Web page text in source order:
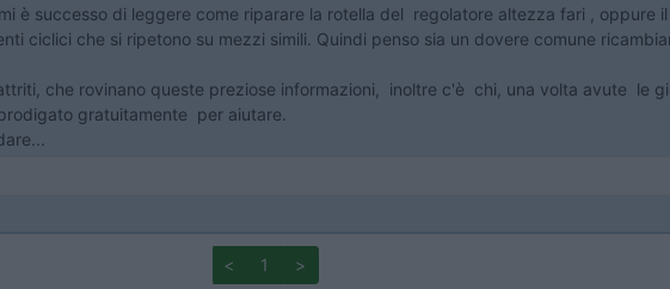
è successo di leggere come riparare la rotella del regolatore altezza fari , oppure
ciclici che si ripetono su mezzi simili. Quindi penso sia un dovere comune
che rovinano queste preziose informazioni, inoltre c'è chi, una volta avute le
gratuitamente per aiutare.
< 1 >